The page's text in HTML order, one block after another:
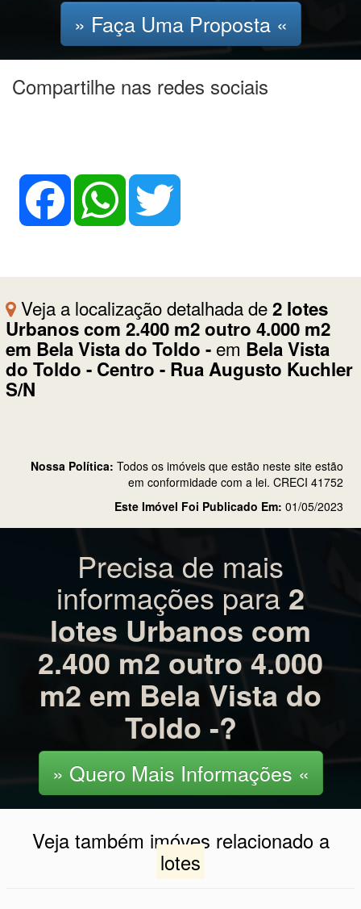
» Faça Uma Proposta «
Compartilhe nas redes sociais
Facebook WhatsApp
Veja a localização detalhada de2 lotes
Urbanos com 2.400 m2 outro 4.000 m2
em Bela Vista do Toldo -em Bela Vista
do Toldo - Centro - Rua Augusto Kuchler
S/N
Nossa Política: Todos os imóveis que estão neste site estão
em conformidade com a lei. CRECI 41752
Este Imóvel Foi Publicado Em: 01/05/2023
Precisa de mais
informações para 2
lotes Urbanos com
2.400 m2 outro 4.000
m2 em Bela Vista do
Toldo -?
» Quero Mais Informações «
Veja também imóves relacionado a
lotes